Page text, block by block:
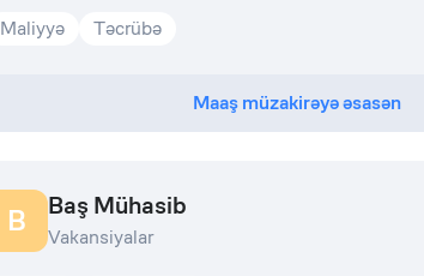
Maliyyə Təcrübə
Maaş müzakirəyə əsasən
B Baş Mühasib
Vakansiyalar